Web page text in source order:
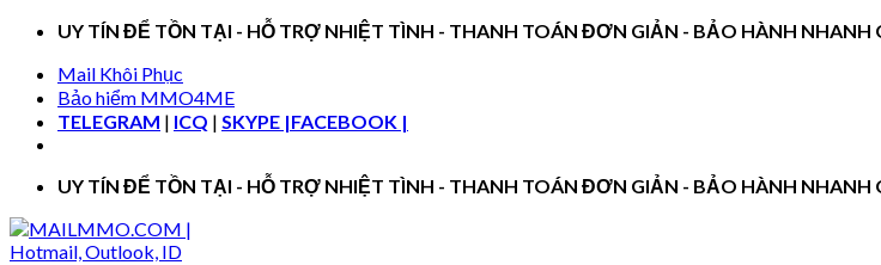
Skip
content
UY TÍN ĐỂ TỒN TẠI - HỖ TRỢ NHIỆT TÌNH - THANH TOÁN ĐƠN GIẢN - BẢO HÀNH NHANH
Mail Khôi Phục
Bảo hiểm MMO4ME
TELEGRAM | ICQ | SKYPE |FACEBOOK |
UY TÍN ĐỂ TỒN TẠI - HỖ TRỢ NHIỆT TÌNH - THANH TOÁN ĐƠN GIẢN - BẢO HÀNH NHANH